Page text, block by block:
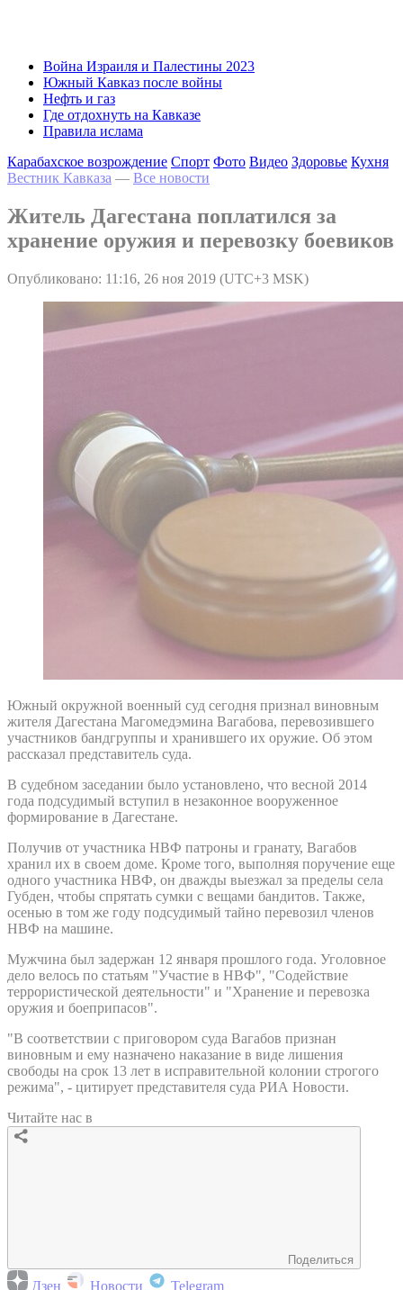
Война Израиля и Палестины 2023
Южный Кавказ после войны
Нефть и газ
Где отдохнуть на Кавказе
Правила ислама
Карабахское возрождение Спорт Фото Видео Здоровье Кухня
Вестник Кавказа — Все новости
Житель Дагестана поплатился за
хранение оружия и перевозку боевиков
Опубликовано: 11:16, 26 ноя 2019 (UTC+3 MSK)
Южный окружной военный суд сегодня признал виновным
жителя Дагестана Магомедэмина Вагабова, перевозившего
участников бандгруппы и хранившего их оружие. Об этом
рассказал представитель суда.
В судебном заседании было установлено, что весной 2014
года подсудимый вступил в незаконное вооруженное
формирование в Дагестане.
Получив от участника НВФ патроны и гранату, Вагабов
хранил их в своем доме. Кроме того, выполняя поручение еще
одного участника НВФ, он дважды выезжал за пределы села
Губден, чтобы спрятать сумки с вещами бандитов. Также,
осенью в том же году подсудимый тайно перевозил членов
НВФ на машине.
Мужчина был задержан 12 января прошлого года. Уголовное
дело велось по статьям "Участие в НВФ", "Содействие
террористической деятельности" и "Хранение и перевозка
оружия и боеприпасов".
"В соответствии с приговором суда Вагабов признан
виновным и ему назначено наказание в виде лишения
свободы на срок 13 лет в исправительной колонии строгого
режима", - цитирует представителя суда РИА Новости.
Читайте нас в
Поделиться
Дзен Новости Telegram